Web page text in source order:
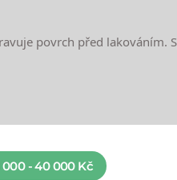
povrch před lakováním.
000 - 40 000 Kč